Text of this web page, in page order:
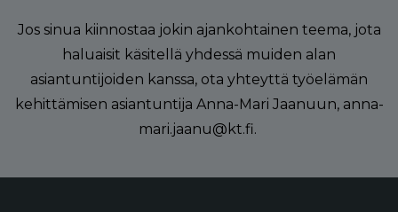
Jos sinua kiinnostaa jokin ajankohtainen teema, jota
haluaisit käsitellä yhdessä muiden alan
asiantuntijoiden kanssa, ota yhteyttä työelämän
kehittämisen asiantuntija Anna-Mari Jaanuun, anna-
mari.jaanu@kt.fi.